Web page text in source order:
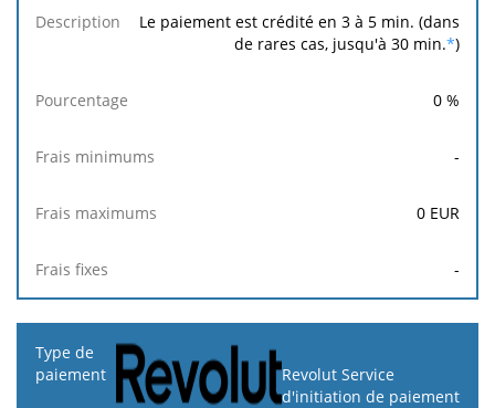
Le paiement est crédité en 3 à 5 min. (dans
de rares cas, jusqu'à 30 min.*)
0 %
-
0 EUR
-
Revolut Service
d'initiation de paiement